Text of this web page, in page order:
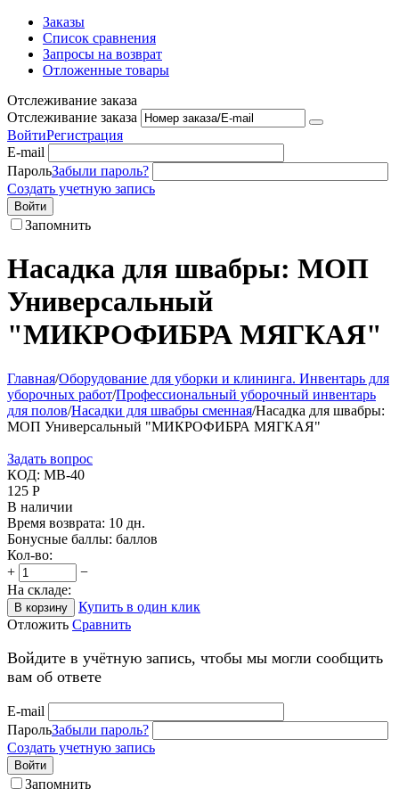
Заказы
Список сравнения
Запросы на возврат
Отложенные товары
Отслеживание заказа
Отслеживание заказа
ВойтиРегистрация
E-mail
ПарольЗабыли пароль?
Создать учетную запись
Войти
Запомнить
Насадка для швабры: МОП
Универсальный
"МИКРОФИБРА МЯГКАЯ"
Главная/Оборудование для уборки и клининга. Инвентарь для
уборочных работ/Профессиональный уборочный инвентарь
для полов/Насадки для швабры сменная/Насадка для швабры:
МОП Универсальный "МИКРОФИБРА МЯГКАЯ"
Задать вопрос
КОД: MB-40
125 Р
В наличии
Время возврата: 10 дн.
Бонусные баллы: баллов
Кол-во:
+
−
На складе:
В корзину
Купить в один клик
Отложить Сравнить
Войдите в учётную запись, чтобы мы могли сообщить
вам об ответе
E-mail
ПарольЗабыли пароль?
Создать учетную запись
Войти
Запомнить